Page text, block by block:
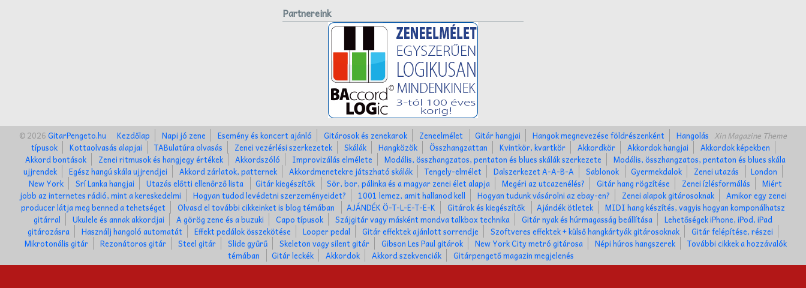
Partnereink
© 2026GitarPengeto.hu Xin Magazine Theme
Kezdőlap Napi jó zene Esemény és koncert ajánló Gitárosok és zenekarok Zeneelmélet Gitár hangjai Hangok megnevezése földrészenként
Hangolás
típusok
Kottaolvasás alapjai TABulatúra olvasás Zenei vezérlési szerkezetek Skálák Hangközök Összhangzattan Kvintkör, kvartkör Akkordkör Akkordok hangjai
Akkordok képekben
Akkord bontások
Zenei ritmusok és hangjegy értékek Akkordszóló Improvizálás elmélete Modális, összhangzatos, pentaton és blues skálák szerkezete
Modális, összhangzatos, pentaton és blues skála
ujjrendek
Egész hangú skála ujjrendjei Akkord zárlatok, patternek Akkordmenetekre játszható skálák Tengely-elmélet Dalszerkezet A-A-B-A Sablonok Gyermekdalok Zenei utazás
London
New York
Srí Lanka hangjai Utazás előtti ellenőrző lista Gitár kiegészítők Sör, bor, pálinka és a magyar zenei élet alapja Megéri az utcazenélés? Gitár hang rögzítése Zenei ízlésformálás
Miért
jobb az internetes rádió, mint a kereskedelmi
Hogyan tudod levédetni szerzeményeidet? 1001 lemez, amit hallanod kell Hogyan tudunk vásárolni az ebay-en? Zenei alapok gitárosoknak
Amikor egy zenei
producer látja meg benned a tehetséget
Olvasd el további cikkeinket is blog témában AJÁNDÉK Ö-T-L-E-T-E-K Gitárok és kiegészítők Ajándék ötletek
MIDI hang készítés, vagyis hogyan komponálhatsz
gitárral
Ukulele és annak akkordjai A görög zene és a buzuki Capo típusok Szájgitár vagy másként mondva talkbox technika Gitár nyak és húrmagasság beállítása
Lehetőségek iPhone, iPod, iPad
gitározásra
Használj hangoló automatát Effekt pedálok összekötése Looper pedal Gitár effektek ajánlott sorrendje Szoftveres effektek + külső hangkártyák gitárosoknak
Gitár felépítése, részei
Mikrotonális gitár
Rezonátoros gitár Steel gitár Slide gyűrű Skeleton vagy silent gitár Gibson Les Paul gitárok New York City metró gitárosa Népi húros hangszerek
További cikkek a hozzávalók
témában
Gitár leckék Akkordok Akkord szekvenciák Gitárpengető magazin megjelenés